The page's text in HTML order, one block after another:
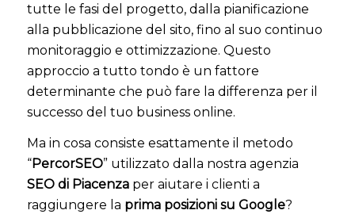
tutte le fasi del progetto, dalla pianificazione
alla pubblicazione del sito, fino al suo continuo
monitoraggio e ottimizzazione. Questo
approccio a tutto tondo è un fattore
determinante che può fare la differenza per il
successo del tuo business online.
Ma in cosa consiste esattamente il metodo
“PercorSEO” utilizzato dalla nostra agenzia
SEO di Piacenzaper aiutare i clienti a
raggiungere la prima posizioni su Google?